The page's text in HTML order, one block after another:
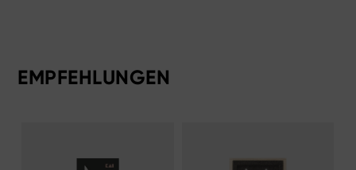
EMPFEHLUNGEN